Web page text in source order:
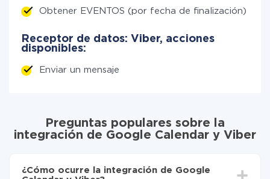
Obtener EVENTOS (por fecha de finalización)
Receptor de datos: Viber, acciones
disponibles:
Enviar un mensaje
Preguntas populares sobre la
integración de Google Calendar y Viber
¿Cómo ocurre la integración de Google